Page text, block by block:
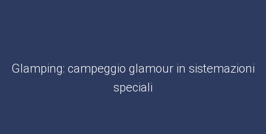
Glamping: campeggio glamour in sistemazioni
speciali